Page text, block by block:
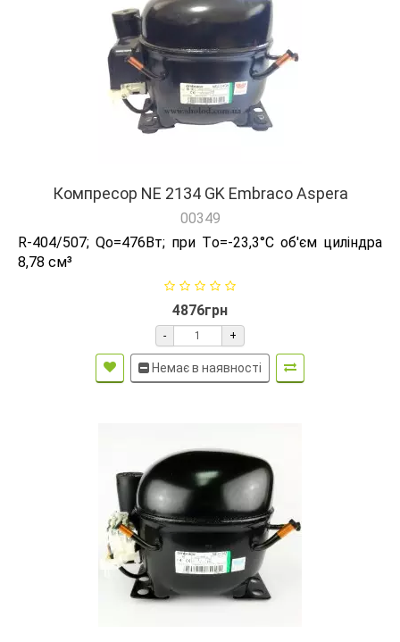
Компресор NE 2134 GK Embraco Aspera
00349
R-404/507; Qо=476Вт; при Tо=-23,3°C об'єм циліндра
8,78 см³
4876грн
- +
Немає в наявності